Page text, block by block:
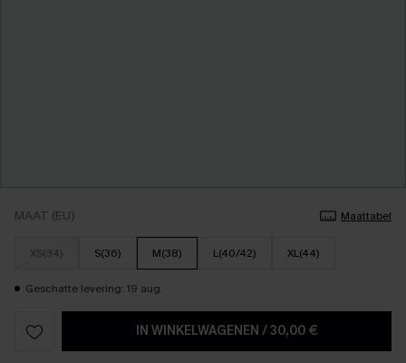
MAAT (EU) Maattabel
XS(34) S(36) M(38) L(40/42) XL(44)
Geschatte levering: 19 aug.
IN WINKELWAGENEN /30,00 €